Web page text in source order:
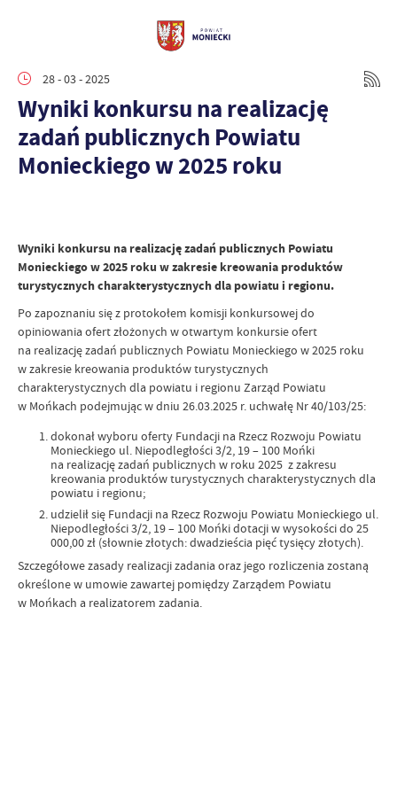
28 - 03 - 2025
Wyniki konkursu na realizację
zadań publicznych Powiatu
Monieckiego w 2025 roku
Wyniki konkursu na realizację zadań publicznych Powiatu
Monieckiego w 2025 roku w zakresie kreowania produktów
turystycznych charakterystycznych dla powiatu i regionu.
Po zapoznaniu się z protokołem komisji konkursowej do
opiniowania ofert złożonych w otwartym konkursie ofert
na realizację zadań publicznych Powiatu Monieckiego w 2025 roku
w zakresie kreowania produktów turystycznych
charakterystycznych dla powiatu i regionu Zarząd Powiatu
w Mońkach podejmując w dniu 26.03.2025 r. uchwałę Nr 40/103/25:
dokonał wyboru oferty Fundacji na Rzecz Rozwoju Powiatu
Monieckiego ul. Niepodległości 3/2, 19 – 100 Mońki
na realizację zadań publicznych w roku 2025 z zakresu
kreowania produktów turystycznych charakterystycznych dla
powiatu i regionu;
udzielił się Fundacji na Rzecz Rozwoju Powiatu Monieckiego ul.
Niepodległości 3/2, 19 – 100 Mońki dotacji w wysokości do 25
000,00 zł (słownie złotych: dwadzieścia pięć tysięcy złotych).
Szczegółowe zasady realizacji zadania oraz jego rozliczenia zostaną
określone w umowie zawartej pomiędzy Zarządem Powiatu
w Mońkach a realizatorem zadania.